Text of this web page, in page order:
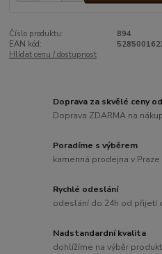
Číslo produktu:
894
EAN kód:
Hlídat cenu / dostupnost
Doprava za skvělé ceny
Doprava ZDARMA na
Poradíme s výběrem
kamenná prodejna v Praze
Rychlé odeslání
odeslání do 24h od přijetí
Nadstandardní kvalita
dohlížíme na výběr